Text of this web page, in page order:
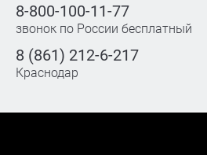
8-800-100-11-77
звонок по России бесплатный
8 (861) 212-6-217
Краснодар